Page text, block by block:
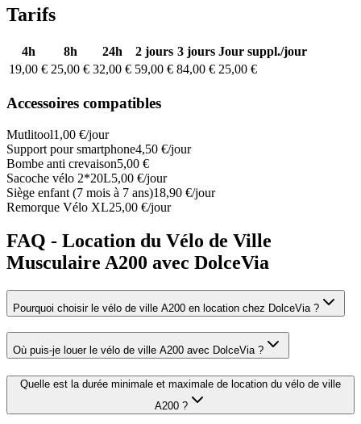
Tarifs
4h 8h 24h 2 jours 3 jours Jour suppl./jour
19,00 € 25,00 € 32,00 € 59,00 € 84,00 € 25,00 €
Accessoires compatibles
Mutlitool1,00 €/jour
Support pour smartphone4,50 €/jour
Bombe anti crevaison5,00 €
Sacoche vélo 2*20L5,00 €/jour
Siège enfant (7 mois à 7 ans)18,90 €/jour
Remorque Vélo XL25,00 €/jour
FAQ - Location du Vélo de Ville
Musculaire A200 avec DolceVia
Pourquoi choisir le vélo de ville A200 en location chez DolceVia ?
Où puis-je louer le vélo de ville A200 avec DolceVia ?
Quelle est la durée minimale et maximale de location du vélo de ville
A200 ?